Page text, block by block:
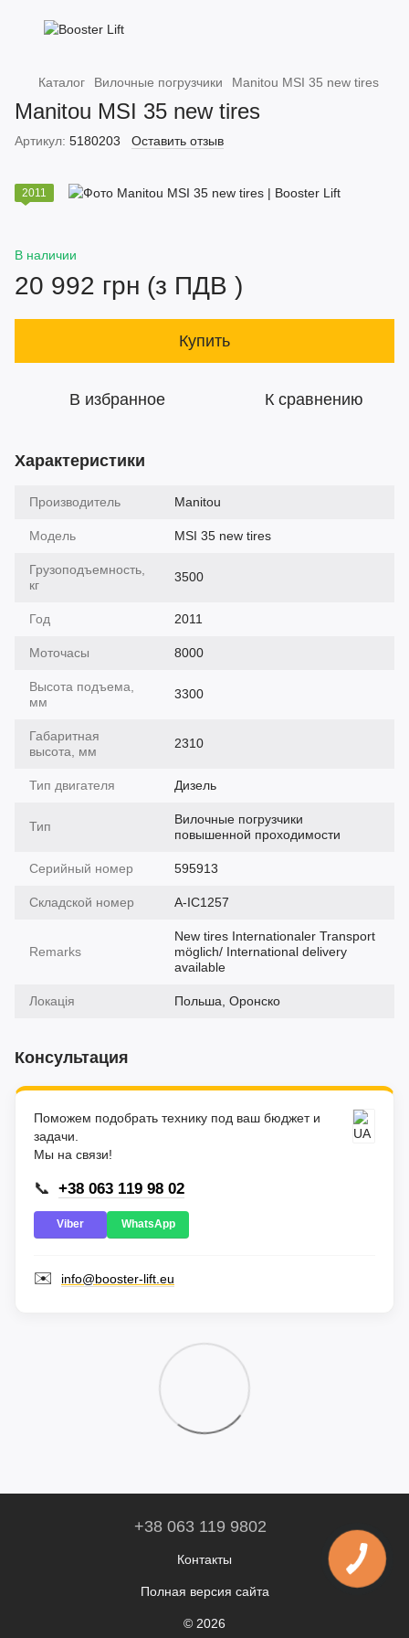
Каталог Вилочные погрузчики Manitou MSI 35 new tires
Manitou MSI 35 new tires
Артикул: 5180203 Оставить отзыв
2011
В наличии
20 992 грн (з ПДВ )
Купить
В избранное К сравнению
Характеристики
Производитель Manitou
Модель MSI 35 new tires
Грузоподъемность,
кг
3500
Год 2011
Моточасы 8000
Высота подъема,
мм
3300
Габаритная
высота, мм
2310
Тип двигателя Дизель
Тип
Вилочные погрузчики
повышенной проходимости
Серийный номер 595913
Складской номер A-IC1257
Remarks
New tires Internationaler Transport
möglich/ International delivery
available
Локація Польша, Оронско
Консультация
Поможем подобрать технику под ваш бюджет и
задачи.
Мы на связи!
📞 +38 063 119 98 02
Viber WhatsApp
✉️ info@booster-lift.eu
+38 063 119 9802
Контакты
Полная версия сайта
© 2026